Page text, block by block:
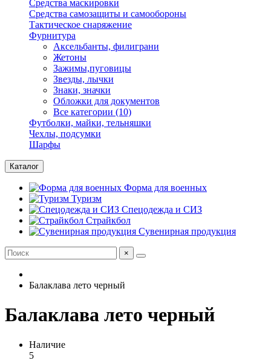
Средства маскировки
Средства самозащиты и самообороны
Тактическое снаряжение
Фурнитура
Аксельбанты, филиграни
Жетоны
Зажимы,пуговицы
Звезды, лычки
Знаки, значки
Обложки для документов
Все категории (10)
Футболки, майки, тельняшки
Чехлы, подсумки
Шарфы
Каталог
Форма для военных
Туризм
Спецодежда и СИЗ
Страйкбол
Сувенирная продукция
×
Балаклава лето черный
Балаклава лето черный
Наличие
5